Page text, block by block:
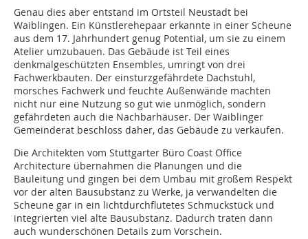
Genau dies aber entstand im Ortsteil Neustadt bei
Waiblingen. Ein Künstlerehepaar erkannte in einer Scheune
aus dem 17. Jahrhundert genug Potential, um sie zu einem
Atelier umzubauen. Das Gebäude ist Teil eines
denkmalgeschützten Ensembles, umringt von drei
Fachwerkbauten. Der einsturzgefährdete Dachstuhl,
morsches Fachwerk und feuchte Außenwände machten
nicht nur eine Nutzung so gut wie unmöglich, sondern
gefährdeten auch die Nachbarhäuser. Der Waiblinger
Gemeinderat beschloss daher, das Gebäude zu verkaufen.
Die Architekten vom Stuttgarter Büro Coast Office
Architecture übernahmen die Planungen und die
Bauleitung und gingen bei dem Umbau mit großem Respekt
vor der alten Bausubstanz zu Werke, ja verwandelten die
Scheune gar in ein lichtdurchflutetes Schmuckstück und
integrierten viel alte Bausubstanz. Dadurch traten dann
auch wunderschönen Details zum Vorschein.